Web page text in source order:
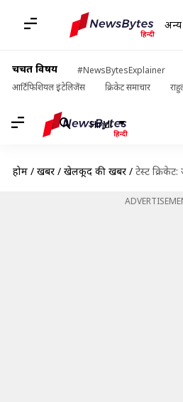
अन्य
चर्चित विषय #NewsBytesExplainer
आर्टिफिशियल इंटेलिजेंस
क्रिकेट समाचार
Hindi
होम / खबरें / खेलकूद की खबरें / टेस्ट क्रिकेट: जानिए